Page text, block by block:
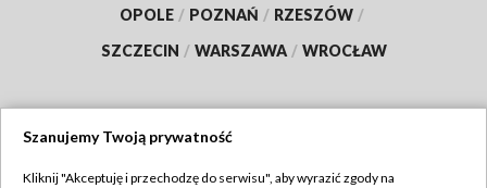
OPOLE / POZNAŃ / RZESZÓW /
SZCZECIN / WARSZAWA / WROCŁAW
Szanujemy Twoją prywatność
Kliknij "Akceptuję i przechodzę do serwisu", aby wyrazić zgody na